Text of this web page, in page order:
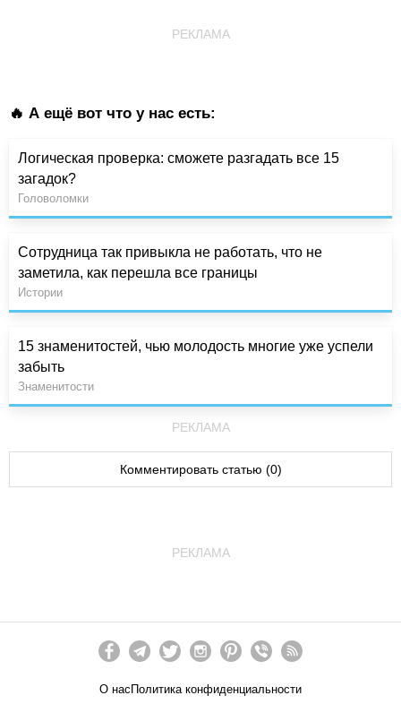
РЕКЛАМА
🔥 А ещё вот что у нас есть:
Логическая проверка: сможете разгадать все 15
загадок?
Головоломки
Сотрудница так привыкла не работать, что не
заметила, как перешла все границы
Истории
15 знаменитостей, чью молодость многие уже успели
забыть
Знаменитости
РЕКЛАМА
Комментировать статью (0)
РЕКЛАМА
О нас Политика конфиденциальности